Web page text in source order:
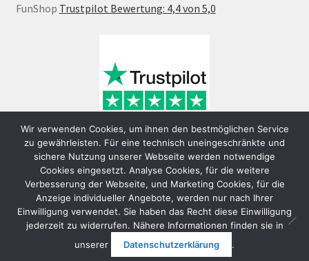
FunShop Trustpilot Bewertung: 4,4 von 5,0
© FunShop Wien - Hochqualitative Elektromobilität 2026
Datenschutzerklärung
Erstellt mit WooCommerce
Wir verwenden Cookies, um ihnen den bestmöglichen Service
zu gewährleisten. Für eine technisch uneingeschränkte und
sichere Nutzung unserer Webseite werden notwendige
Cookies eingesetzt. Analyse Cookies, für die weitere
Verbesserung der Webseite, und Marketing Cookies, für die
Anzeige individueller Angebote, werden nur nach Ihrer
Einwilligung verwendet. Sie haben das Recht diese Einwilligung
jederzeit zu widerrufen. Nähere Informationen finden sie in
unserer
Datenschutzerklärung .